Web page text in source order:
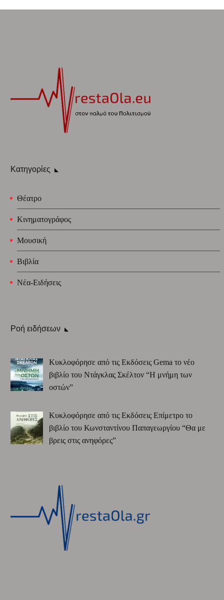
Κατηγορίες
Θέατρο
Κινηματογράφος
Μουσική
Βιβλία
Νέα-Ειδήσεις
Ροή ειδήσεων
Κυκλοφόρησε από τις Εκδόσεις Gema το νέο
βιβλίο του Ντάγκλας Σκέλτον “Η μνήμη των
οστών”
Κυκλοφόρησε από τις Εκδόσεις Επίμετρο το
βιβλίο του Κωνσταντίνου Παπαγεωργίου “Θα με
βρεις στις ανηφόρες”